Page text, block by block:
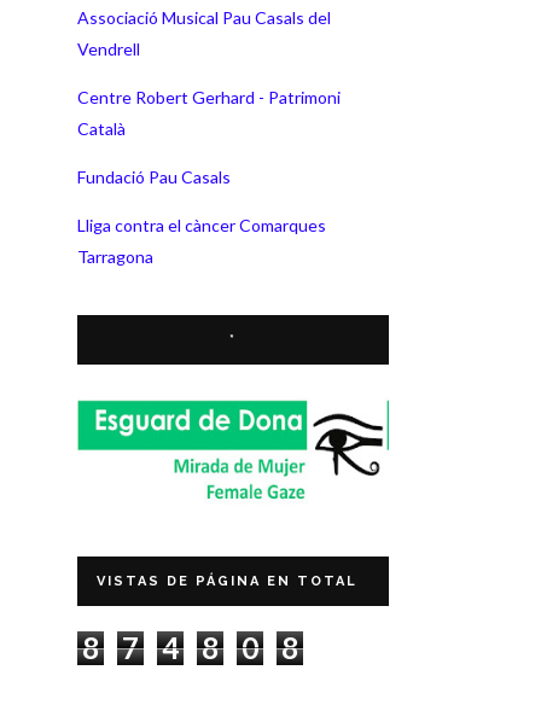
Associació Musical Pau Casals del
Vendrell
Centre Robert Gerhard - Patrimoni
Català
Fundació Pau Casals
Lliga contra el càncer Comarques
Tarragona
*
VISTAS DE PÁGINA EN TOTAL
8 7 4 8 0 8